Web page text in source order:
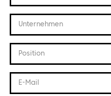
Unternehmen
Position
E-Mail